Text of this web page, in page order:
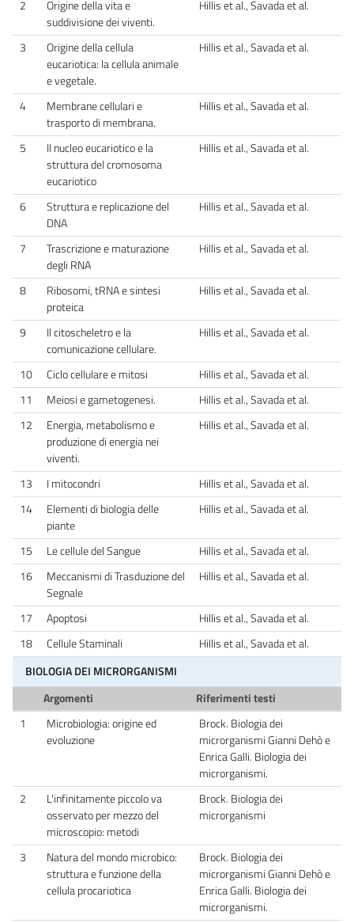
2
Origine della vita e
suddivisione dei viventi.
Hillis et al., Savada et al.
3
Origine della cellula
eucariotica: la cellula animale
e vegetale.
Hillis et al., Savada et al.
4
Membrane cellulari e
trasporto di membrana.
Hillis et al., Savada et al.
5
Il nucleo eucariotico e la
struttura del cromosoma
eucariotico
Hillis et al., Savada et al.
6
Struttura e replicazione del
DNA
Hillis et al., Savada et al.
7
Trascrizione e maturazione
degli RNA
Hillis et al., Savada et al.
8
Ribosomi, tRNA e sintesi
proteica
Hillis et al., Savada et al.
9
Il citoscheletro e la
comunicazione cellulare.
Hillis et al., Savada et al.
10 Ciclo cellulare e mitosi
Hillis et al., Savada et al.
11
Meiosi e gametogenesi.
Hillis et al., Savada et al.
12
Energia, metabolismo e
produzione di energia nei
viventi.
Hillis et al., Savada et al.
13 I mitocondri
Hillis et al., Savada et al.
14
Elementi di biologia delle
piante
Hillis et al., Savada et al.
15 Le cellule del Sangue
Hillis et al., Savada et al.
16
Meccanismi di Trasduzione del
Segnale
Hillis et al., Savada et al.
17 Apoptosi
Hillis et al., Savada et al.
18
Cellule Staminali
Hillis et al., Savada et al.
BIOLOGIA DEI MICRORGANISMI
Argomenti
Riferimenti testi
1
Microbiologia: origine ed
evoluzione
Brock. Biologia dei
microrganismi Gianni Dehò e
Enrica Galli. Biologia dei
microrganismi.
2
L'infinitamente piccolo va
osservato per mezzo del
microscopio: metodi
Brock. Biologia dei
microrganismi
3
Natura del mondo microbico:
struttura e funzione della
cellula procariotica
Brock. Biologia dei
microrganismi Gianni Dehò e
Enrica Galli. Biologia dei
microrganismi.